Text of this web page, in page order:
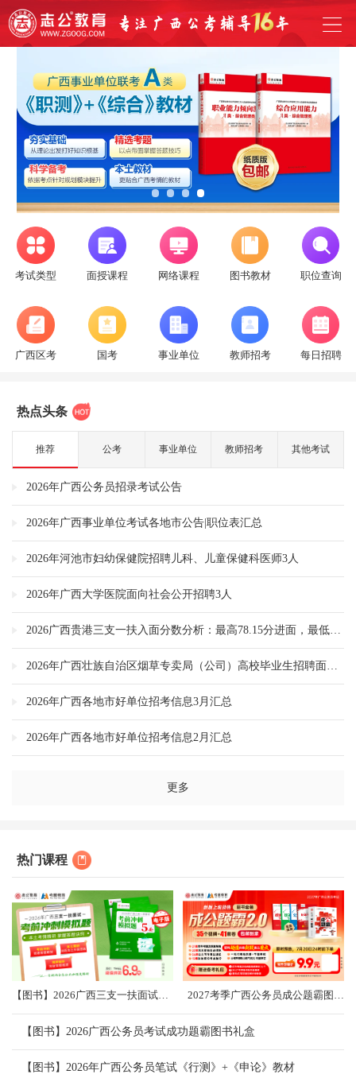
考试类型 面授课程 网络课程 图书教材 职位查询
广西区考 国考 事业单位 教师招考 每日招聘
热点头条
推荐 公考 事业单位 教师招考 其他考试
2026年广西公务员招录考试公告
2026年广西事业单位考试各地市公告|职位表汇总
2026年河池市妇幼保健院招聘儿科、儿童保健科医师3人
2026年广西大学医院面向社会公开招聘3人
2026广西贵港三支一扶入面分数分析：最高78.15分进面，最低54.6分可入围！港南区规划建设岗分数线最低
2026年广西壮族自治区烟草专卖局（公司）高校毕业生招聘面试通知
2026年广西各地市好单位招考信息3月汇总
2026年广西各地市好单位招考信息2月汇总
更多
热门课程
【图书】2026广西三支一扶面试考前冲刺卷（共5套）
【图书】2026广西公务员考试成功题霸图书礼盒
【图书】2026年广西公务员笔试《行测》+《申论》教材